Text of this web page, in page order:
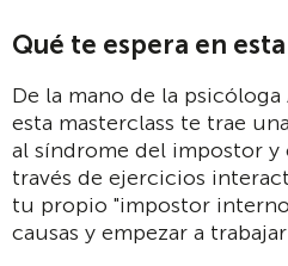
Qué te espera en
De la mano de la psicóloga
esta masterclass te trae
al síndrome del impostor y
través de ejercicios
tu propio "impostor
causas y empezar a